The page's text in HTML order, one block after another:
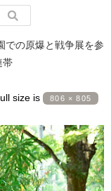
の原爆と戦争展を参
帯
size is 806 × 805